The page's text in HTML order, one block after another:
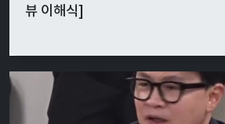
뷰 이해식]